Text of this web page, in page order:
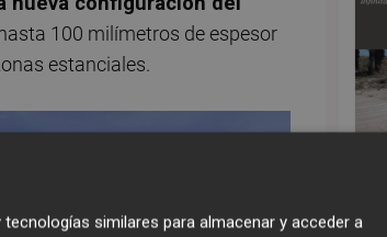
100 milímetros de espesor
estanciales.
similares para almacenar y acceder a